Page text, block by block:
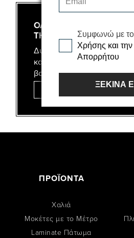
ΟΛΟΚΛΗΡΩΣΕ ΤΗΝ
ΤΗΛΕΦΩΝΙΚΑ
Δυσκολεύεσαι με την
καλεσέ μας και ένας
βοηθήσει στην
210 34 58 017
ΠΡΟΪΟΝΤΑ
Χαλιά
Μοκέτες με το Μέτρο
Laminate Πάτωμα
Συμφωνώ με
Χρήσης και την
Απορρήτου
ΞΕΚΙΝΑ